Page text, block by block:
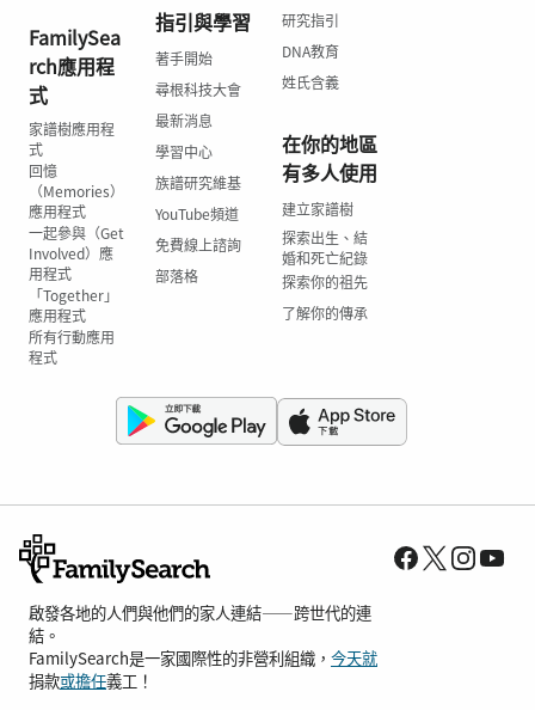
FamilySea
rch應用程
式
家譜樹應用程
式
回憶
（Memories）
應用程式
一起參與（Get
Involved）應
用程式
「Together」
應用程式
所有行動應用
程式
指引與學習
著手開始
尋根科技大會
最新消息
學習中心
族譜研究維基
YouTube頻道
免費線上諮詢
部落格
研究指引
DNA教育
姓氏含義
在你的地區
有多人使用
建立家譜樹
探索出生、結
婚和死亡紀錄
探索你的祖先
了解你的傳承
啟發各地的人們與他們的家人連結——跨世代的連
結。
FamilySearch是一家國際性的非營利組織， 今天就
捐款或擔任義工！